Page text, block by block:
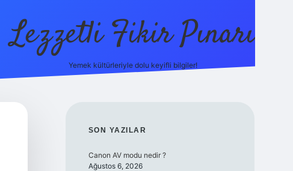
Lezzetli Fikir Pınarı
Yemek kültürleriyle dolu keyifli bilgiler!
SIDEBAR
SON YAZILAR
Canon AV modu nedir ?
Ağustos 6, 2026